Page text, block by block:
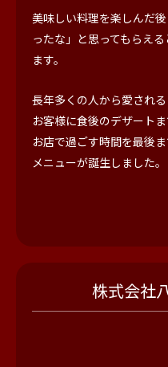
美味しい料理を楽しんだ
ったな」と思ってもらえ
ます。
長年多くの人から愛される
お客様に食後のデザート
お店で過ごす時間を最後
メニューが誕生しました。
株式会社